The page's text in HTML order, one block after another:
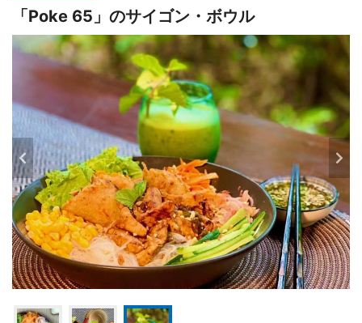
「Poke 65」のサイゴン・ボウル